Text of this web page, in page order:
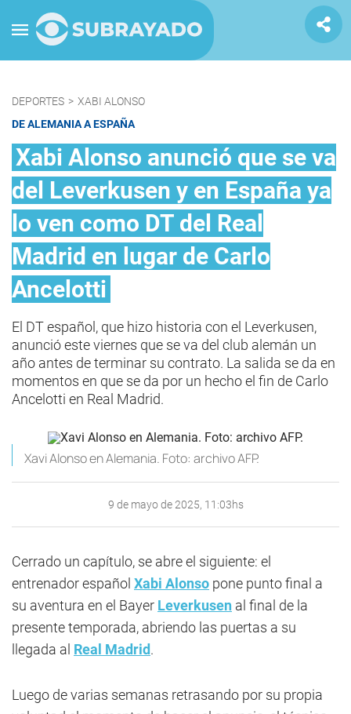
DEPORTES > XABI ALONSO
DE ALEMANIA A ESPAÑA
Xabi Alonso anunció que se va
del Leverkusen y en España ya
lo ven como DT del Real
Madrid en lugar de Carlo
Ancelotti
El DT español, que hizo historia con el Leverkusen,
anunció este viernes que se va del club alemán un
año antes de terminar su contrato. La salida se da en
momentos en que se da por un hecho el fin de Carlo
Ancelotti en Real Madrid.
Xavi Alonso en Alemania. Foto: archivo AFP.
9 de mayo de 2025, 11:03hs
Cerrado un capítulo, se abre el siguiente: el
entrenador español Xabi Alonso pone punto final a
su aventura en el Bayer Leverkusen al final de la
presente temporada, abriendo las puertas a su
llegada al Real Madrid.
Luego de varias semanas retrasando por su propia